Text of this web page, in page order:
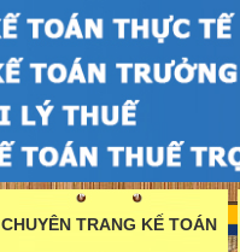
CHUYÊN TRANG KẾ TOÁN